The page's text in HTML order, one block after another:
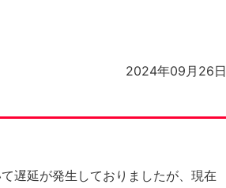
2024年09月26日
遅延が発生しておりましたが、現在